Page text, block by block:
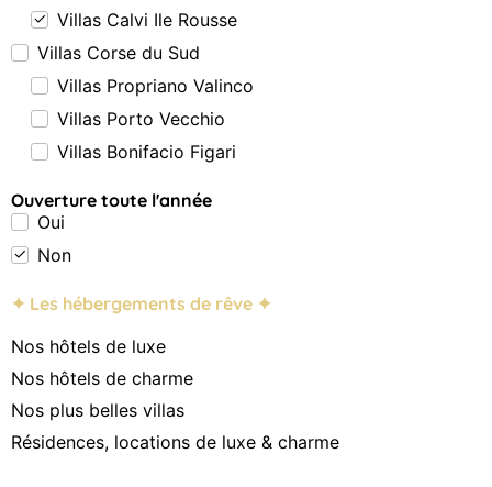
Villas Calvi Ile Rousse
Villas Corse du Sud
Villas Propriano Valinco
Villas Porto Vecchio
Villas Bonifacio Figari
Ouverture toute l'année
Oui
Non
✦ Les hébergements de rêve ✦
Nos hôtels de luxe
Nos hôtels de charme
Nos plus belles villas
Résidences, locations de luxe & charme